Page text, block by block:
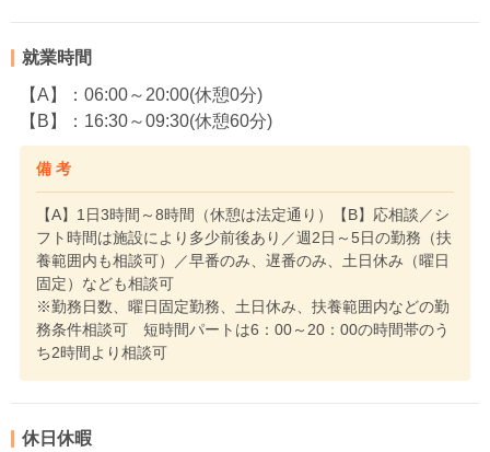
就業時間
【A】：06:00～20:00(休憩0分)
【B】：16:30～09:30(休憩60分)
備 考
【A】1日3時間～8時間（休憩は法定通り）【B】応相談／シ
フト時間は施設により多少前後あり／週2日～5日の勤務（扶
養範囲内も相談可）／早番のみ、遅番のみ、土日休み（曜日
固定）なども相談可
※勤務日数、曜日固定勤務、土日休み、扶養範囲内などの勤
務条件相談可 短時間パートは6：00～20：00の時間帯のう
ち2時間より相談可
休日休暇